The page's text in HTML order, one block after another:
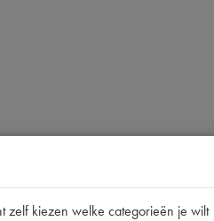
zelf kiezen welke categorieën je wilt